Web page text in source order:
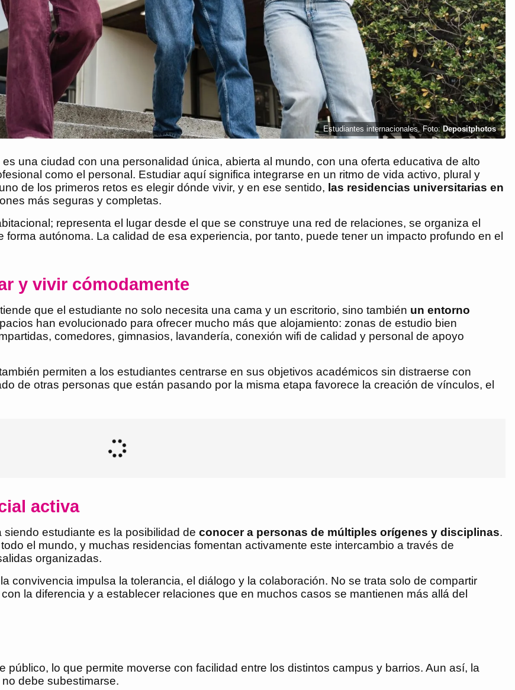
Estudiantes internacionales. Foto:Depositphotos
una ciudad con una personalidad única, abierta al mundo, con una oferta educativa de alto
como el personal. Estudiar aquí significa integrarse en un ritmo de vida activo, plural y
de los primeros retos es elegir dónde vivir, y en ese sentido, las residencias universitarias en
más seguras y completas.
representa el lugar desde el que se construye una red de relaciones, se organiza el
autónoma. La calidad de esa experiencia, por tanto, puede tener un impacto profundo en el
y vivir cómodamente
que el estudiante no solo necesita una cama y un escritorio, sino también un entorno
han evolucionado para ofrecer mucho más que alojamiento: zonas de estudio bien
comedores, gimnasios, lavandería, conexión wifi de calidad y personal de apoyo
permiten a los estudiantes centrarse en sus objetivos académicos sin distraerse con
de otras personas que están pasando por la misma etapa favorece la creación de vínculos, el
activa
estudiante es la posibilidad de conocer a personas de múltiples orígenes y disciplinas.
el mundo, y muchas residencias fomentan activamente este intercambio a través de
organizadas.
convivencia impulsa la tolerancia, el diálogo y la colaboración. No se trata solo de compartir
la diferencia y a establecer relaciones que en muchos casos se mantienen más allá del
lo que permite moverse con facilidad entre los distintos campus y barrios. Aun así, la
debe subestimarse.